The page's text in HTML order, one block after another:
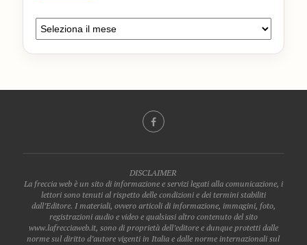
DISCLAIMER
La freccia web è un sito di informazione e servizi legati alla comunicazione, i
lettori sono tenuti al rispetto delle condizioni e dei termini stabiliti
dall’Editore. I materiali, ovvero articoli di informazione, immagini, foto,
registrazioni audio e video e qualsiasi altro contenuto del sito
www.lafrecciaweb.it, sono di proprietà dell’editore e dunque protetti dalle
norme sul diritto d’autore vigenti in Italia e dalle norme internazionali sul